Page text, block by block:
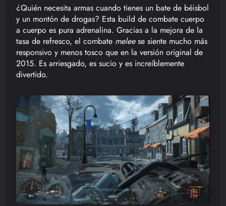
¿Quién necesita armas cuando tienes un bate de béisbol
y un montón de drogas? Esta build de combate cuerpo
a cuerpo es pura adrenalina. Gracias a la mejora de la
tasa de refresco, el combate meleese siente mucho más
responsivo y menos tosco que en la versión original de
2015. Es arriesgado, es sucio y es increíblemente
divertido.